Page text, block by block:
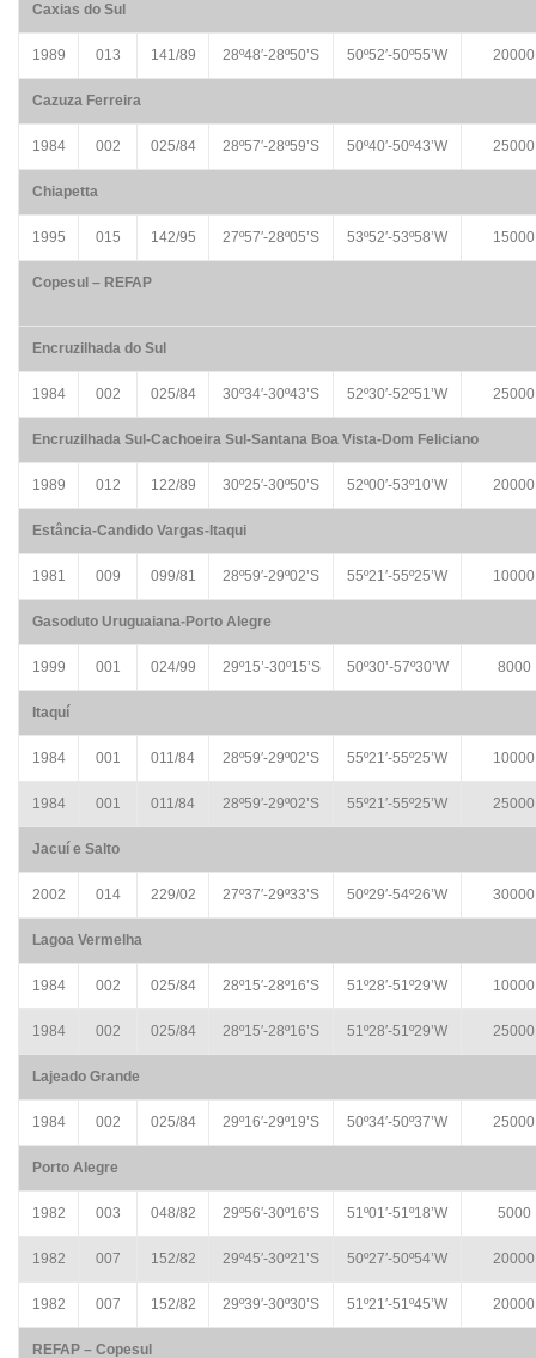
Caxias do Sul
1989 013 141/89 28º48′-28º50’S 50º52′-50º55’W 20000
Cazuza Ferreira
1984 002 025/84 28º57′-28º59’S 50º40′-50º43’W 25000
Chiapetta
1995 015 142/95 27º57′-28º05’S 53º52′-53º58’W 15000
Copesul – REFAP
Encruzilhada do Sul
1984 002 025/84 30º34′-30º43’S 52º30′-52º51’W 25000
Encruzilhada Sul-Cachoeira Sul-Santana Boa Vista-Dom Feliciano
1989 012 122/89 30º25′-30º50’S 52º00′-53º10’W 20000
Estância-Candido Vargas-Itaqui
1981 009 099/81 28º59′-29º02’S 55º21′-55º25’W 10000
Gasoduto Uruguaiana-Porto Alegre
1999 001 024/99 29º15’-30º15’S 50º30’-57º30’W 8000
Itaquí
1984 001 011/84 28º59′-29º02’S 55º21′-55º25’W 10000
1984 001 011/84 28º59′-29º02’S 55º21′-55º25’W 25000
Jacuí e Salto
2002 014 229/02 27º37′-29º33’S 50º29′-54º26’W 30000
Lagoa Vermelha
1984 002 025/84 28º15′-28º16’S 51º28′-51º29’W 10000
1984 002 025/84 28º15′-28º16’S 51º28′-51º29’W 25000
Lajeado Grande
1984 002 025/84 29º16′-29º19’S 50º34′-50º37’W 25000
Porto Alegre
1982 003 048/82 29º56′-30º16’S 51º01′-51º18’W 5000
1982 007 152/82 29º45′-30º21’S 50º27′-50º54’W 20000
1982 007 152/82 29º39′-30º30’S 51º21′-51º45’W 20000
REFAP – Copesul